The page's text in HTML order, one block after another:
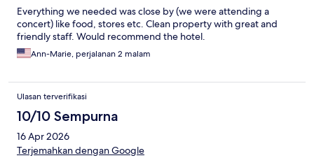
Everything we needed was close by (we were attending a
concert) like food, stores etc. Clean property with great and
friendly staff. Would recommend the hotel.
Ann-Marie, perjalanan 2 malam
Ulasan terverifikasi
10/10 Sempurna
16 Apr 2026
Terjemahkan dengan Google